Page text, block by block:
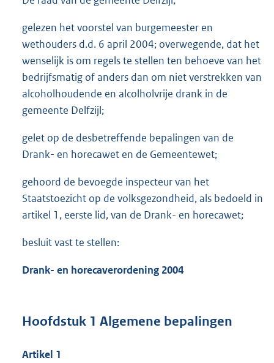
gelezen het voorstel van burgemeester en
wethouders d.d. 6 april 2004; overwegende, dat het
wenselijk is om regels te stellen ten behoeve van het
bedrijfsmatig of anders dan om niet verstrekken van
alco­holhoudende en alcolholvrije drank in de
gemeente Delfzijl;
gelet op de desbetreffende bepalingen van de
Drank- en horecawet en de Gemeentewet;
gehoord de bevoegde inspecteur van het
Staatstoezicht op de volksgezondheid, als bedoeld in
artikel 1, eerste lid, van de Drank- en horecawet;
besluit vast te stellen:
Drank- en horecaverordening 2004
Hoofdstuk 1 Algemene bepalingen
Artikel 1